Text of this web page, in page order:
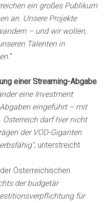
ein großes Publikum
an. Unsere Projekte
– und wir wollen,
Talenten in
“
einer Streaming-Abgabe
eine Investment
eingeführt – mit
darf hier nicht
der VOD-Giganten
, unterstreicht
Österreichischen
der budgetär
für